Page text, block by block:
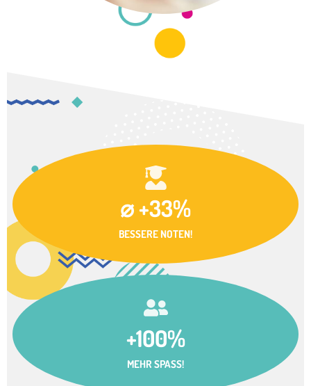
⌀ +33%
BESSERE NOTEN!
+100%
MEHR SPASS!